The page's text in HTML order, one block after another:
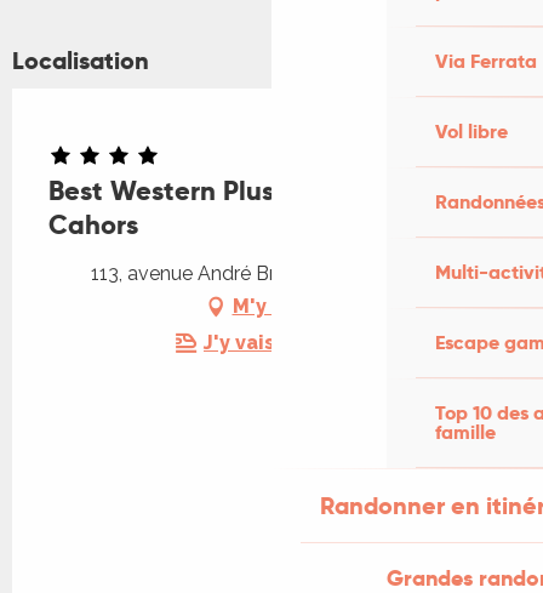
Via Ferrata
Vol libre
Multi-
Escape
Top 10 des
famille
Randonner en
Grandes
Localisation
Best Western Plus Hôtel Divona
Cahors
113, avenue André Breton, 46000 Cahors
M'y rendre
J'y vais en train !